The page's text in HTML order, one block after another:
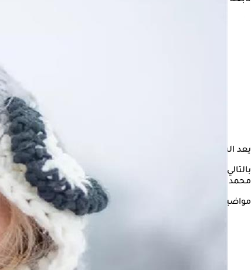
يعد الشتاء من أكثر فصول السنة إزعاجًا لمرضى التهاب الأنف
بالتالي، يجب على مرضى
اتباع نمط وقائي في
محمد عصمت، استشاري الأنف والأذن والحنجرة.
مواضيع ذات صلة